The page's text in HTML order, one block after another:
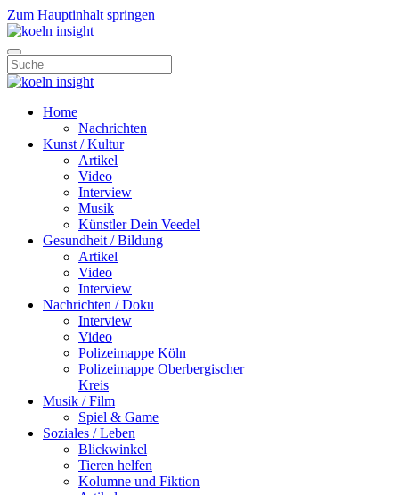
Zum Hauptinhalt springen
Home
Nachrichten
Kunst / Kultur
Artikel
Video
Interview
Musik
Künstler Dein Veedel
Gesundheit / Bildung
Artikel
Video
Interview
Nachrichten / Doku
Interview
Video
Polizeimappe Köln
Polizeimappe Oberbergischer
Kreis
Musik / Film
Spiel & Game
Soziales / Leben
Blickwinkel
Tieren helfen
Kolumne und Fiktion